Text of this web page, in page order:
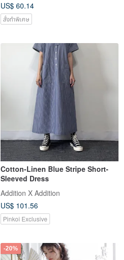
US$ 60.14
สั่งทำพิเศษ
Cotton-Linen Blue Stripe Short-
Sleeved Dress
Addition X Addition
US$ 101.56
Pinkoi Exclusive
-20%